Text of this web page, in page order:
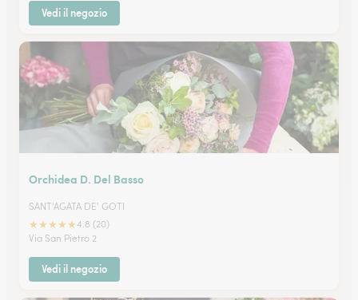
Vedi il negozio
Orchidea D. Del Basso
SANT'AGATA DE' GOTI
★★★★★4.8 (20)
Via San Pietro 2
Vedi il negozio